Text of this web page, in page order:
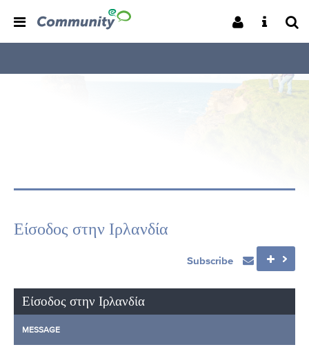
Είσοδος στην Ιρλανδία
Subscribe
Είσοδος στην Ιρλανδία
MESSAGE